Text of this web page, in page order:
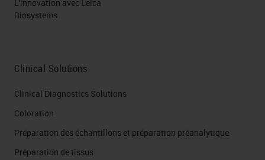
L'innovation avec Leica
Biosystems
Clinical Solutions
Clinical Diagnostics Solutions
Coloration
Préparation des échantillons et préparation préanalytique
Préparation de tissus